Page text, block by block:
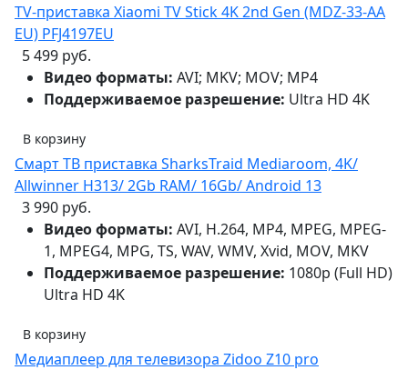
TV-приставка Xiaomi TV Stick 4K 2nd Gen (MDZ-33-AA
EU) PFJ4197EU
5 499 руб.
Видео форматы: AVI; MKV; MOV; MP4
Поддерживаемое разрешение: Ultra HD 4K
В корзину
Смарт ТВ приставка SharksTraid Mediaroom, 4K/
Allwinner H313/ 2Gb RAM/ 16Gb/ Android 13
3 990 руб.
Видео форматы: AVI, H.264, MP4, MPEG, MPEG-
1, MPEG4, MPG, TS, WAV, WMV, Xvid, MOV, MKV
Поддерживаемое разрешение: 1080p (Full HD)
Ultra HD 4K
В корзину
Медиаплеер для телевизора Zidoo Z10 pro